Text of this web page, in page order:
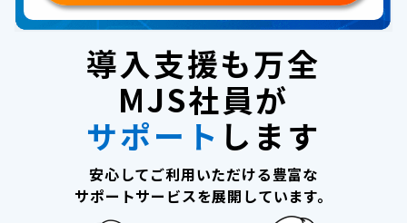
導入支援も万全
MJS社員が
サポート します
安心してご利用いただける豊富な
サポートサービスを展開しています。